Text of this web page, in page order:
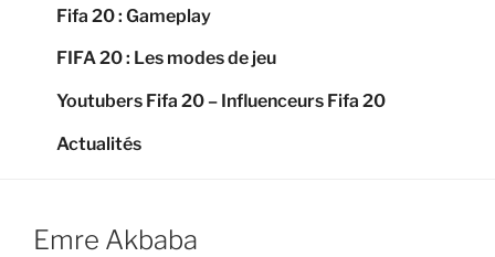
Fifa 20 : Gameplay
FIFA 20 : Les modes de jeu
Youtubers Fifa 20 – Influenceurs Fifa 20
Actualités
Emre Akbaba